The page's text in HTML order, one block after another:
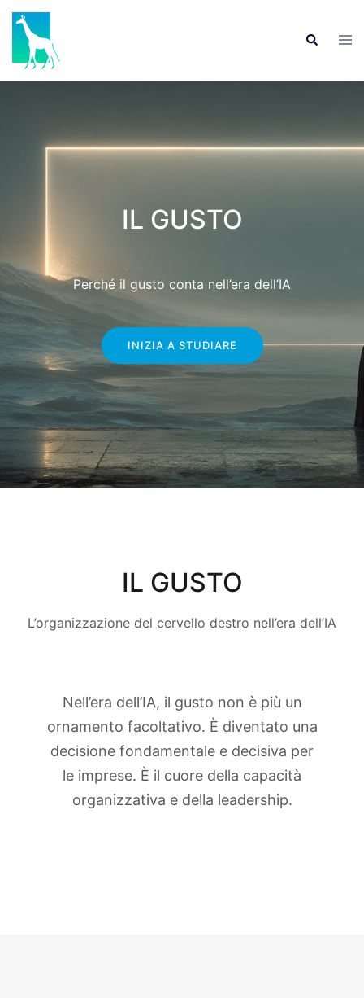
IL GUSTO
Perché il gusto conta nell’era dell’IA
INIZIA A STUDIARE
IL GUSTO
L’organizzazione del cervello destro nell’era dell’IA
Nell’era dell’IA, il gusto non è più un
ornamento facoltativo. È diventato una
decisione fondamentale e decisiva per
le imprese. È il cuore della capacità
organizzativa e della leadership.